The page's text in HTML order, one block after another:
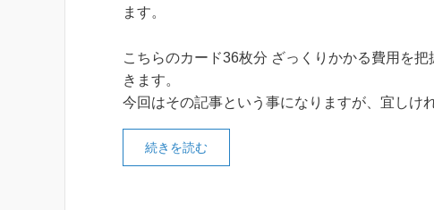
ます。
こちらのカード36枚分 ざっくりかかる費用を把
きます。
今回はその記事という事になりますが、宜しけ
続きを読む